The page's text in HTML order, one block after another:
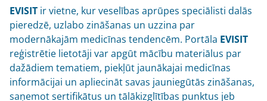
EVISIT ir vietne, kur veselības aprūpes speciālisti dalās
pieredzē, uzlabo zināšanas un uzzina par
modernākajām medicīnas tendencēm. Portāla EVISIT
reģistrētie lietotāji var apgūt mācību materiālus par
dažādiem tematiem, piekļūt jaunākajai medicīnas
informācijai un apliecināt savas jauniegūtās zināšanas,
saņemot sertifikātus un tālākizglītības punktus jeb